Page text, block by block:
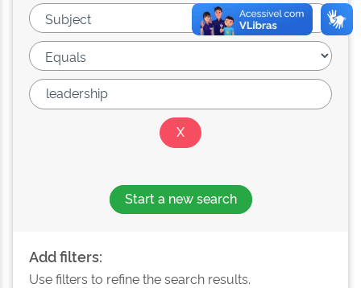
Start a new search
Add filters:
Use filters to refine the search results.